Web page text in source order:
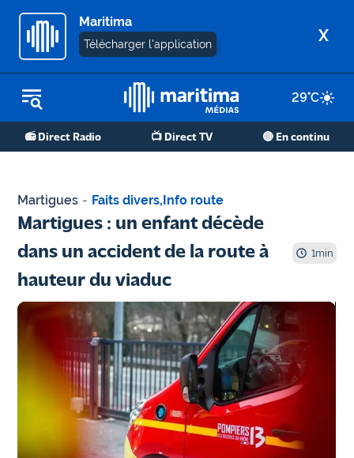
Maritima
Télécharger l'application X
29°C
📻 Direct Radio 📺 Direct TV 🔴 En continu
REPLAY RADIO
REPLAY TV
Martigues
- Etang
de Berre
Marseille
- Aix
Agenda
divers
Martigues - Faits divers,Info route
Martigues : un enfant décède
dans un accident de la route à
hauteur du viaduc
1min